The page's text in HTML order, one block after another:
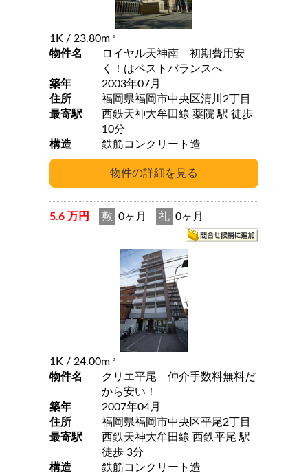
1K / 23.80m 2
物件名
ロイヤル天神南 初期費用安
く！はベストバランスへ
築年
2003年07月
住所
福岡県福岡市中央区清川2丁目
最寄駅
西鉄天神大牟田線 薬院 駅 徒歩
10分
構造
鉄筋コンクリート造
5.6 万円 敷 0ヶ月 礼 0ヶ月
1K / 24.00m 2
物件名
クリエ平尾 仲介手数料無料だ
から安い！
築年
2007年04月
住所
福岡県福岡市中央区平尾2丁目
最寄駅
西鉄天神大牟田線 西鉄平尾 駅
徒歩 3分
構造
鉄筋コンクリート造